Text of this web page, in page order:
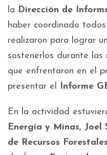
la Dirección de
haber coordinado
realizaron para lograr
sostenerlos durante
que enfrentaron en el
presentar el Informe
En la actividad
Energía y Minas, Joel
de Recursos